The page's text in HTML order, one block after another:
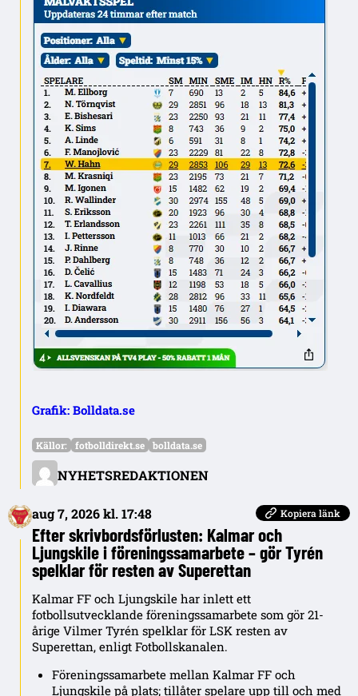
Grafik: Bolldata.se
NYHETSREDAKTIONEN
Källor: fotbolldirekt.se bolldata.se
aug 7, 2026 kl. 17:48 Kopiera länk
Efter skrivbordsförlusten: Kalmar och
Ljungskile i föreningssamarbete – gör Tyrén
spelklar för resten av Superettan
Kalmar FF och Ljungskile har inlett ett
fotbollsutvecklande föreningssamarbete som gör 21-
årige Vilmer Tyrén spelklar för LSK resten av
Superettan, enligt Fotbollskanalen.
Föreningssamarbete mellan Kalmar FF och
Ljungskile på plats; tillåter spelare upp till och med